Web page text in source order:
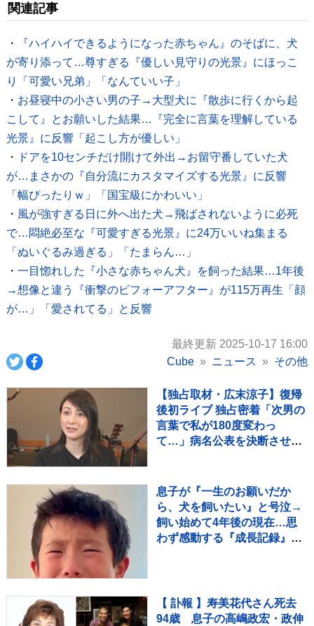
関連記事
・
『ハイハイできるようになった赤ちゃん』のそばに、犬
が寄り添って…尊すぎる『優しい見守りの光景』にほっこ
り「可愛い兄弟」「なんていい子」
・ お昼寝中の小さい男の子→大型犬に『散歩に行くから起
こして』とお願いした結果…『完全に言葉を理解している
光景』に反響「起こし方が優しい」
・
ドアを10センチだけ開けて外出→お留守番していた犬
が…まさかの『自分流にカスタマイズする光景』に反響
「幅ぴったりｗ」「国宝級にかわいい」
・ 風が強すぎる日に外へ出た犬→飛ばされないように必死
で…悶絶必至な『可愛すぎる光景』に24万いいね集まる
「ぬいぐるみ過ぎる」「たまらん…」
・ 一目惚れした『小さな赤ちゃん犬』を飼った結果…1年後
→想像と違う『衝撃のビフォーアフター』が115万再生「顔
が…」「愛されてる」と反響
最終更新 2025-10-17 16:00
Cube
ニュース その他
【独占取材・広末涼子】復帰
後初ライブ 独占密着「次男の
言葉で私が180度変わっ
て…」病名公表を決断させ
息子が『一生のお願いだか
ら、犬を飼いたい』と号泣→
飼い始めて4年後の現在…思
わず感動する『成長記録』が
【 訃報 】寿美花代さん死去
94歳 息子の高嶋政宏・政伸